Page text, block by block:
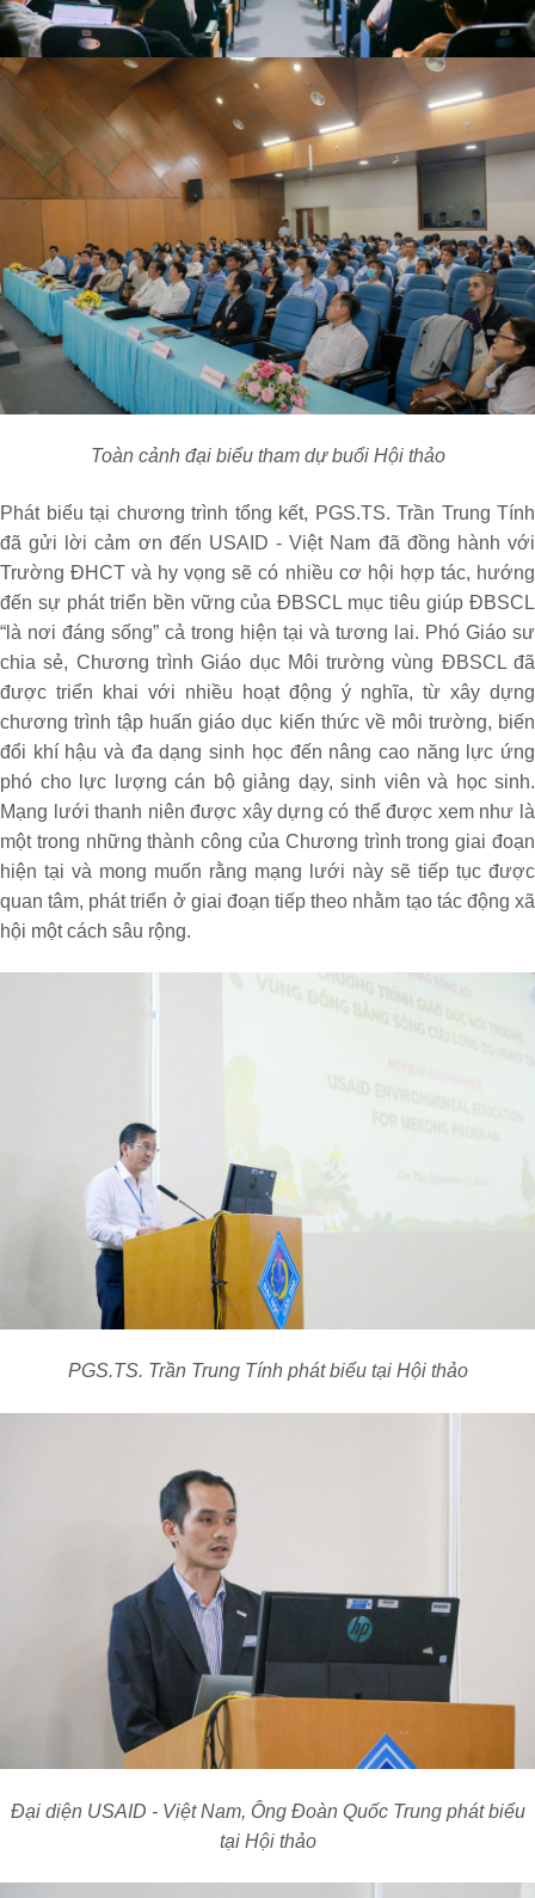
Toàn cảnh đại biểu tham dự buổi Hội thảo
Phát biểu tại chương trình tổng kết, PGS.TS. Trần Trung Tính
đã gửi lời cảm ơn đến USAID - Việt Nam đã đồng hành với
Trường ĐHCT và hy vọng sẽ có nhiều cơ hội hợp tác, hướng
đến sự phát triển bền vững của ĐBSCL mục tiêu giúp ĐBSCL
“là nơi đáng sống” cả trong hiện tại và tương lai. Phó Giáo sư
chia sẻ, Chương trình Giáo dục Môi trường vùng ĐBSCL đã
được triển khai với nhiều hoạt động ý nghĩa, từ xây dựng
chương trình tập huấn giáo dục kiến thức về môi trường, biến
đổi khí hậu và đa dạng sinh học đến nâng cao năng lực ứng
phó cho lực lượng cán bộ giảng dạy, sinh viên và học sinh.
Mạng lưới thanh niên được xây dựng có thể được xem như là
một trong những thành công của Chương trình trong giai đoạn
hiện tại và mong muốn rằng mạng lưới này sẽ tiếp tục được
quan tâm, phát triển ở giai đoạn tiếp theo nhằm tạo tác động xã
hội một cách sâu rộng.
PGS.TS. Trần Trung Tính phát biểu tại Hội thảo
Đại diện USAID - Việt Nam, Ông Đoàn Quốc Trung phát biểu
tại Hội thảo